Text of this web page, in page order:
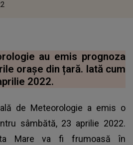
au emis prognoza
orașe din țară. Iată cum
2022.
de Meteorologie a emis o
sâmbătă, 23 aprilie 2022.
Mare va fi frumoasă în